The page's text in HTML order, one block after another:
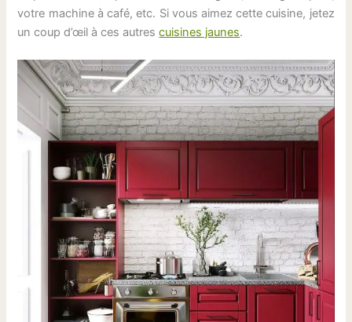
votre machine à café, etc. Si vous aimez cette cuisine, jetez
un coup d’œil à ces autrescuisines jaunes.